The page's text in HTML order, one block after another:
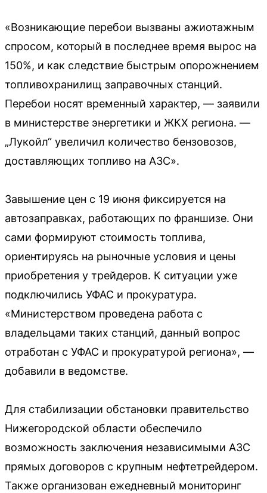
«Возникающие перебои вызваны ажиотажным
спросом, который в последнее время вырос на
150%, и как следствие быстрым опорожнением
топливохранилищ заправочных станций.
Перебои носят временный характер, — заявили
в министерстве энергетики и ЖКХ региона. —
„Лукойл“ увеличил количество бензовозов,
доставляющих топливо на АЗС».
Завышение цен с 19 июня фиксируется на
автозаправках, работающих по франшизе. Они
сами формируют стоимость топлива,
ориентируясь на рыночные условия и цены
приобретения у трейдеров. К ситуации уже
подключились УФАС и прокуратура.
«Министерством проведена работа с
владельцами таких станций, данный вопрос
отработан с УФАС и прокуратурой региона», —
добавили в ведомстве.
Для стабилизации обстановки правительство
Нижегородской области обеспечило
возможность заключения независимыми АЗС
прямых договоров с крупным нефтетрейдером.
Также организован ежедневный мониторинг